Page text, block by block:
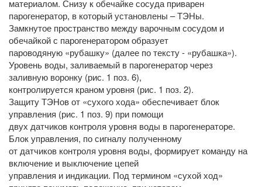
материалом. Снизу к обечайке сосуда приварен
парогенератор, в который установлены – ТЭНы.
Замкнутое пространство между варочным сосудом и
обечайкой с парогенератором образует
пароводяную «рубашку» (далее по тексту - «рубашка»).
Уровень воды, заливаемый в парогенератор через
заливную воронку (рис. 1 поз. 6),
контролируется краном уровня (рис. 1 поз. 2).
Защиту ТЭНов от «сухого хода» обеспечивает блок
управления (рис. 1 поз. 9) при помощи
двух датчиков контроля уровня воды в парогенераторе.
Блок управления, по сигналу полученному
от датчиков контроля уровня воды, формирует команду на
включение и выключение цепей
управления и индикации. Под термином «сухой ход»